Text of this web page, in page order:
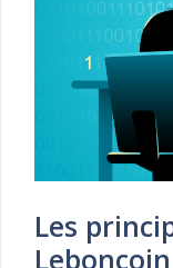
Les
Leboncoin